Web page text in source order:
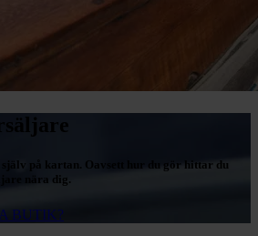
på kartan. Oavsett hur du gör hittar du
nära dig.
BUTIK?